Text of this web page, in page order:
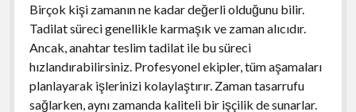
Birçok kişi zamanın ne kadar değerli olduğunu bilir.
Tadilat süreci genellikle karmaşık ve zaman alıcıdır.
Ancak, anahtar teslim tadilat ile bu süreci
hızlandırabilirsiniz. Profesyonel ekipler, tüm aşamaları
planlayarak işlerinizi kolaylaştırır. Zaman tasarrufu
sağlarken, aynı zamanda kaliteli bir işçilik de sunarlar.